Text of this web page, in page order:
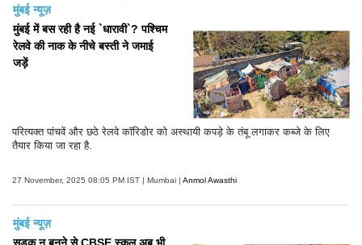
मुंबई न्यूज़
मुंबई में बस रही है नई `धारावी`? पश्चिम
रेलवे की नाक के नीचे बस्ती ने जमाई
जड़ें
परित्यक्त पांचवें और छठे रेलवे कॉरिडोर को अस्थायी कपड़े के तंबू लगाकर कब्जे के लिए
तैयार किया जा रहा है.
27 November, 2025 08:05 PM IST | Mumbai | Anmol Awasthi
मुंबई न्यूज़
सड़क न बनने से CBSE स्कूल अब भी